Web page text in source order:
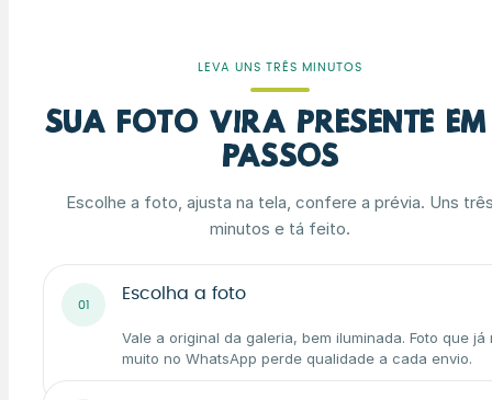
LEVA UNS TRÊS MINUTOS
Sua foto vira presente em
passos
Escolhe a foto, ajusta na tela, confere a prévia. Uns
minutos e tá feito.
01
Escolha a foto
Vale a original da galeria, bem iluminada. Foto que já
muito no WhatsApp perde qualidade a cada envio.